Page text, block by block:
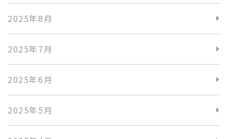
2025年8月
2025年7月
2025年6月
2025年5月